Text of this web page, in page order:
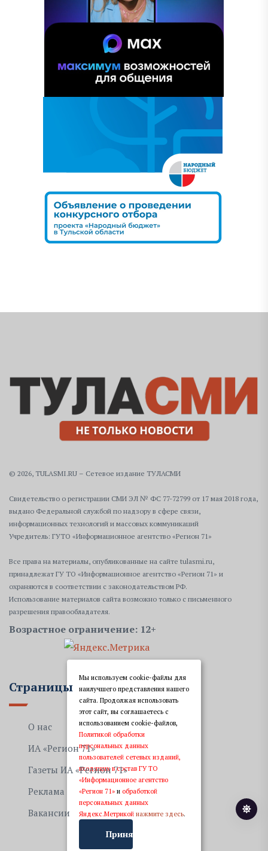
© 2026, TULASMI.RU – Сетевое издание ТУЛАСМИ
Свидетельство о регистрации СМИ ЭЛ № ФС 77-72799 от 17 мая 2018 года,
выдано Федеральной службой по надзору в сфере связи,
информационных технологий и массовых коммуникаций
Учредитель: ГУТО «Информационное агентство «Регион 71»
Все права на материалы, опубликованные на сайте tulasmi.ru,
принадлежат ГУ ТО «Информационное агентство «Регион 71» и
охраняются в соответствии с законодательством РФ.
Использование материалов сайта возможно только с письменного
разрешения правообладателя.
Возрастное ограничение: 12+
Страницы
О нас
ИА «Регион 71»
Газеты ИА «Регион 71»
Реклама
Вакансии
Мы используем cookie-файлы для
наилучшего представления нашего
сайта. Продолжая использовать
этот сайт, вы соглашаетесь с
использованием cookie-файлов,
Политикой обработки
персональных данных
пользователей сетевых изданий,
входящих в состав ГУ ТО
«Информационное агентство
«Регион 71» и обработкой
персональных данных
Яндекс.Метрикой нажмите здесь.
Принять